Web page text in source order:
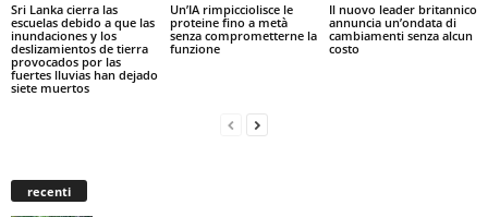
Sri Lanka cierra las
escuelas debido a que las
inundaciones y los
deslizamientos de tierra
provocados por las
fuertes lluvias han dejado
siete muertos
Un’IA rimpicciolisce le
proteine fino a metà
senza comprometterne la
funzione
Il nuovo leader britannico
annuncia un’ondata di
cambiamenti senza alcun
costo
recenti